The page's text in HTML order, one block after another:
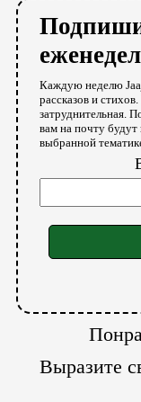
Каждую неделю
рассказов и
затруднительная.
вам на почту
выбранной
Выразите